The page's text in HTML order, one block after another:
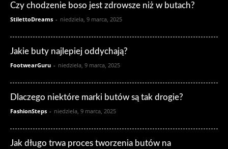
Czy chodzenie boso jest zdrowsze niż w butach?
StilettoDreams - niedziela, 9 marca, 2025
Jakie buty najlepiej oddychają?
FootwearGuru - niedziela, 9 marca, 2025
Dlaczego niektóre marki butów są tak drogie?
FashionSteps - niedziela, 9 marca, 2025
Jak długo trwa proces tworzenia butów na